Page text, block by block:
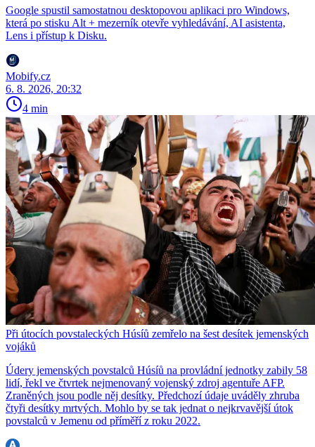
Google spustil samostatnou desktopovou aplikaci pro Windows,
která po stisku Alt + mezerník otevře vyhledávání, AI asistenta,
Lens i přístup k Disku.
Mobify.cz
6. 8. 2026, 20:32
4 min
Při útocích povstaleckých Húsíů zemřelo na šest desítek jemenských
vojáků
Údery jemenských povstalců Húsíů na provládní jednotky zabily 58
lidí, řekl ve čtvrtek nejmenovaný vojenský zdroj agentuře AFP.
Zraněných jsou podle něj desítky. Předchozí údaje uváděly zhruba
čtyři desítky mrtvých. Mohlo by se tak jednat o nejkrvavější útok
povstalců v Jemenu od příměří z roku 2022.